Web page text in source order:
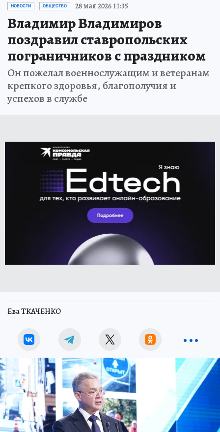
НОВОСТИ ОБЩЕСТВО 28 мая 2026 11:35
Владимир Владимиров
поздравил ставропольских
пограничников с праздником
Он пожелал военнослужащим и ветеранам
крепкого здоровья, благополучия и
успехов в службе
Ева ТКАЧЕНКО